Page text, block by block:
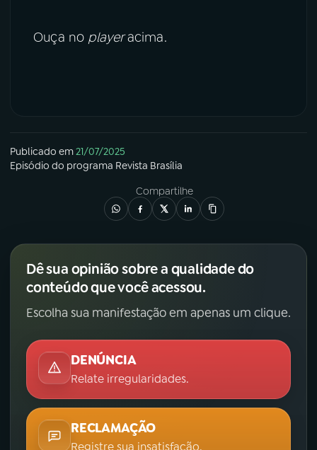
Ouça no playeracima.
Publicado em21/07/2025
Episódio do programa Revista Brasília
Compartilhe
Dê sua opinião sobre a qualidade do
conteúdo que você acessou.
Escolha sua manifestação em apenas um clique.
DENÚNCIA
Relate irregularidades.
RECLAMAÇÃO
Registre sua insatisfação.